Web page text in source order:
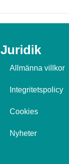
Juridik
Allmänna villkor
Integritetspolicy
Cookies
Nyheter